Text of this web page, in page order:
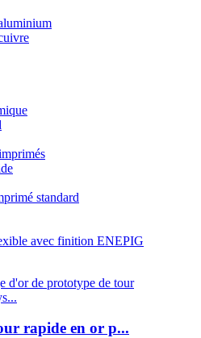
standard
avec finition ENEPIG
rapide en or p...